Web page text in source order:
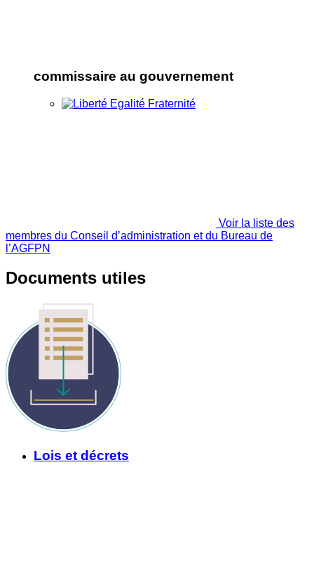
commissaire au gouvernement
Voir la liste des
membres du Conseil d’administration et du Bureau de
l’AGFPN
Documents utiles
Lois et décrets